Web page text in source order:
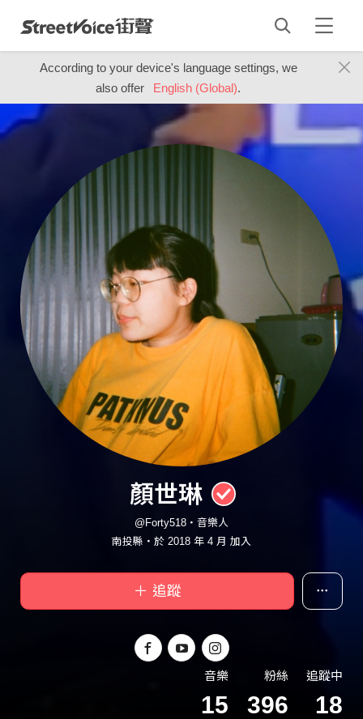
According to your device's language settings, we
also offer
English (Global).
顏世琳
@Forty518・音樂人
南投縣・於 2018 年 4 月 加入
＋ 追蹤
音樂
15
粉絲
396
追蹤中
18